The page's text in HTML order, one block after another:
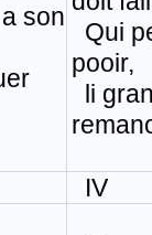
son
Qui
pooir,
li
IV